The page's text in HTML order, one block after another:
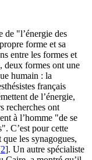
de "l’énergie des
forme et sa
entre les formes et
deux formes ont une
humain : la
français
de l’énergie,
recherches ont
à l’homme "de se
C’est pour cette
les synagogues,
2]. Un autre spécialiste